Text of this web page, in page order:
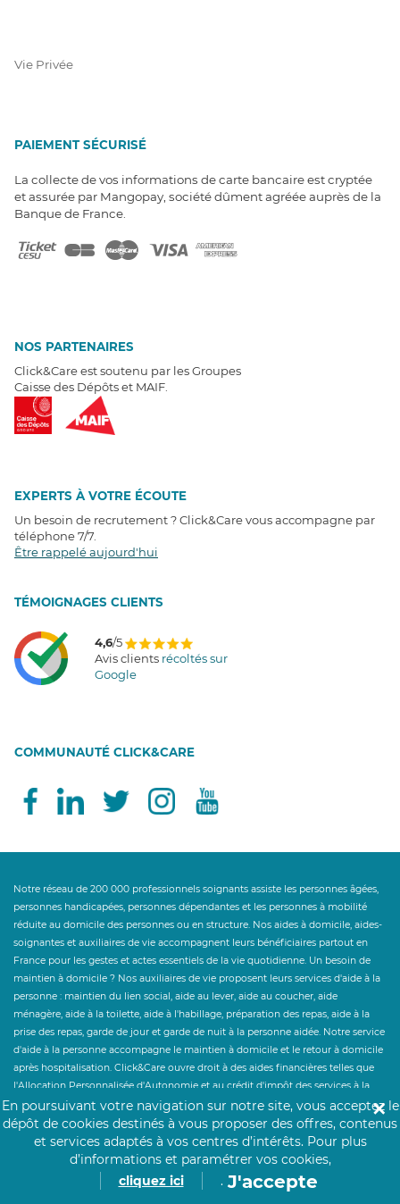
Vie Privée
PAIEMENT SÉCURISÉ
La collecte de vos informations de carte bancaire est cryptée
et assurée par Mangopay, société dûment agréée auprès de la
Banque de France.
NOS PARTENAIRES
Click&Care est soutenu par les Groupes
Caisse des Dépôts et MAIF.
EXPERTS À VOTRE ÉCOUTE
Un besoin de recrutement ? Click&Care vous accompagne par
téléphone 7/7
Être rappelé aujourd'hui
TÉMOIGNAGES CLIENTS
4,6/5
Avis clients récoltés sur
Google
COMMUNAUTÉ CLICK&CARE
Notre réseau de 200 000 professionnels soignants assiste les personnes âgées,
personnes handicapées, personnes dépendantes et les personnes à mobilité
réduite au domicile des personnes ou en structure. Nos aides à domicile, aides-
soignantes et auxiliaires de vie accompagnent leurs bénéficiaires partout en
France pour les gestes et actes essentiels de la vie quotidienne. Un besoin de
maintien à domicile ? Nos auxiliaires de vie proposent leurs services d'aide à la
personne : maintien du lien social, aide au lever, aide au coucher, aide
ménagère, aide à la toilette, aide à l'habillage, préparation des repas, aide à la
prise des repas, garde de jour et garde de nuit à la personne aidée. Notre service
d'aide à la personne accompagne le maintien à domicile et le retour à domicile
après hospitalisation. Click&Care ouvre droit à des aides financières telles que
l'Allocation Personnalisée d'Autonomie et au crédit d'impôt des services à la
personne à hauteur de 50%. Un besoin de personnel hospitalier en
établissement ? Click&Care recrute pour vous les soignants et infirmiers les plus
expérimentés et proches de vous.
En poursuivant votre navigation sur notre site, vous acceptez le
dépôt de cookies destinés à vous proposer des offres, contenus
et services adaptés à vos centres d’intérêts. Pour plus
d’informations et paramétrer vos cookies,
cliquez ici
. J'accepte
✕